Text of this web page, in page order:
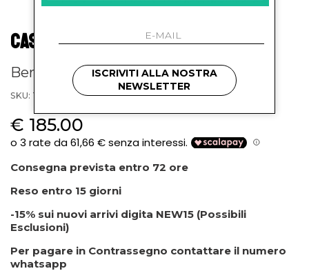
CASABLANCA KIDS
Bermuda con stampa
SKU: TR31701
€ 185.00
Consegna prevista entro 72 ore
Reso entro 15 giorni
-15% sui nuovi arrivi digita NEW15 (Possibili
Esclusioni)
Per pagare in Contrassegno contattare il numero
whatsapp
ISCRIVITI ALLA NOSTRA
NEWSLETTER